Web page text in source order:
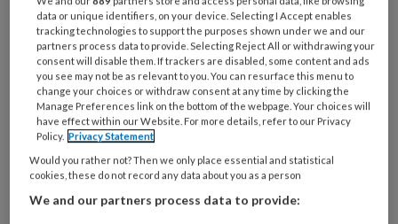
welke
organisatie
werk
je?
Untitled
Ontvang 2x per week de
KinderopvangTotaal nieuwsbrief
Ontvang iedere zondag het
Management Kinderopvang
Weekoverzicht
data or unique identifiers, on your device. Selecting I Accept enables
tracking technologies to support the purposes shown under we and our
partners process data to provide. Selecting Reject All or withdrawing your
consent will disable them. If trackers are disabled, some content and ads
you see may not be as relevant to you. You can resurface this menu to
change your choices or withdraw consent at any time by clicking the
Manage Preferences link on the bottom of the webpage. Your choices will
have effect within our Website. For more details, refer to our Privacy
Policy. Privacy Statement
Would you rather not? Then we only place essential and statistical
cookies, these do not record any data about you as a person
We and our partners process data to provide: